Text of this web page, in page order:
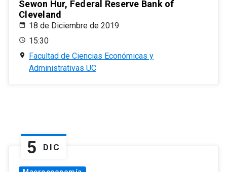
Sewon Hur, Federal Reserve Bank of
Cleveland
18 de Diciembre de 2019
15:30
Facultad de Ciencias Económicas y
Administrativas UC
5 DIC